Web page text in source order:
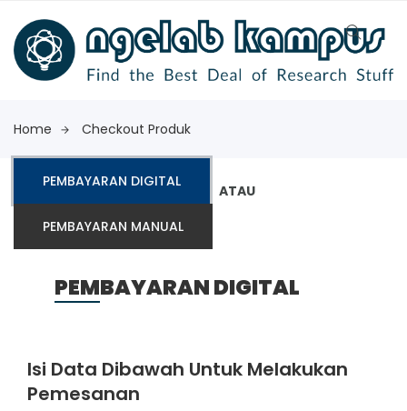
Home Checkout Produk
PEMBAYARAN DIGITAL
ATAU
PEMBAYARAN MANUAL
PEMBAYARAN DIGITAL
Isi Data Dibawah Untuk Melakukan
Pemesanan